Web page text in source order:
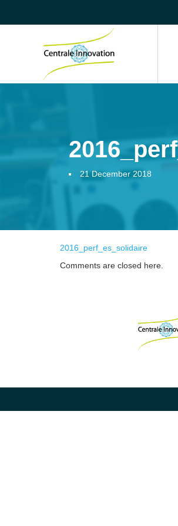
HOME
21 December 2018
2016_perf_es_solidaire
Comments are closed here.